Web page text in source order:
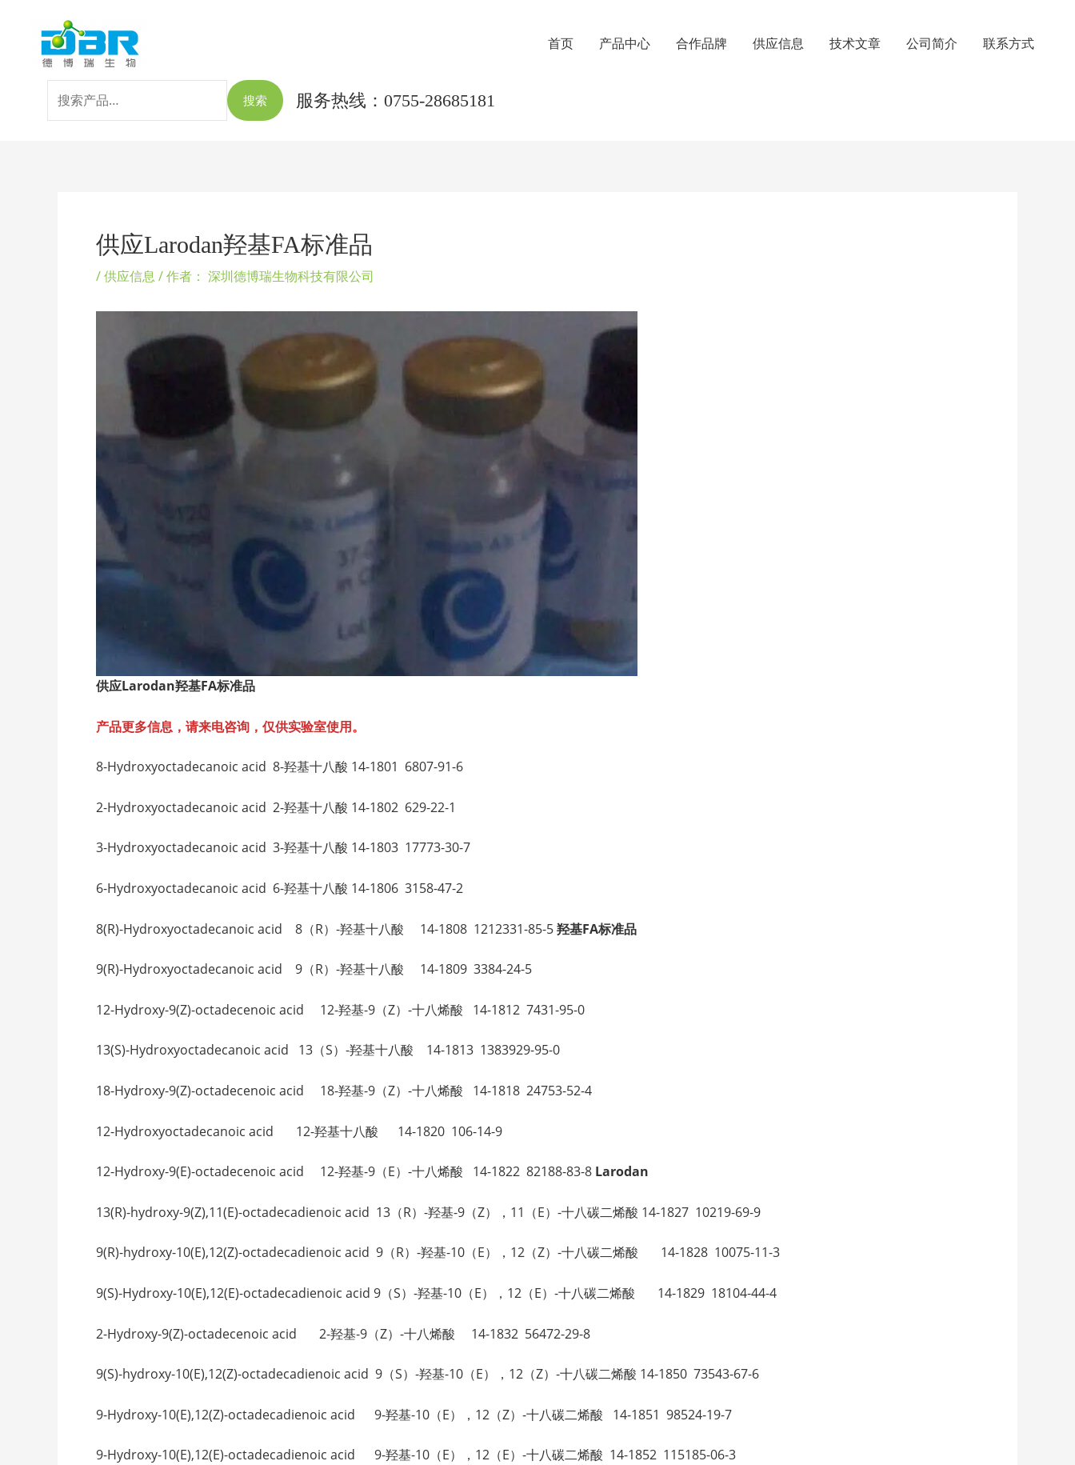
首页 产品中心 合作品牌 供应信息 技术文章 公司简介 联系方式
索：
搜索 服务热线：0755-28685181
供应Larodan羟基FA标准品
/供应信息 / 作者： 深圳德博瑞生物科技有限公司
供应Larodan羟基FA标准品
产品更多信息，请来电咨询，仅供实验室使用。
8-Hydroxyoctadecanoic acid 8-羟基十八酸 14-1801 6807-91-6
2-Hydroxyoctadecanoic acid 2-羟基十八酸 14-1802 629-22-1
3-Hydroxyoctadecanoic acid 3-羟基十八酸 14-1803 17773-30-7
6-Hydroxyoctadecanoic acid 6-羟基十八酸 14-1806 3158-47-2
8(R)-Hydroxyoctadecanoic acid 8（R）-羟基十八酸 14-1808 1212331-85-5羟基FA标准品
9(R)-Hydroxyoctadecanoic acid 9（R）-羟基十八酸 14-1809 3384-24-5
12-Hydroxy-9(Z)-octadecenoic acid 12-羟基-9（Z）-十八烯酸 14-1812 7431-95-0
13(S)-Hydroxyoctadecanoic acid 13（S）-羟基十八酸 14-1813 1383929-95-0
18-Hydroxy-9(Z)-octadecenoic acid 18-羟基-9（Z）-十八烯酸 14-1818 24753-52-4
12-Hydroxyoctadecanoic acid 12-羟基十八酸 14-1820 106-14-9
12-Hydroxy-9(E)-octadecenoic acid 12-羟基-9（E）-十八烯酸 14-1822 82188-83-8 Larodan
13(R)-hydroxy-9(Z),11(E)-octadecadienoic acid 13（R）-羟基-9（Z），11（E）-十八碳二烯酸 14-1827 10219-69-9
9(R)-hydroxy-10(E),12(Z)-octadecadienoic acid 9（R）-羟基-10（E），12（Z）-十八碳二烯酸 14-1828 10075-11-3
9(S)-Hydroxy-10(E),12(E)-octadecadienoic acid 9（S）-羟基-10（E），12（E）-十八碳二烯酸 14-1829 18104-44-4
2-Hydroxy-9(Z)-octadecenoic acid 2-羟基-9（Z）-十八烯酸 14-1832 56472-29-8
9(S)-hydroxy-10(E),12(Z)-octadecadienoic acid 9（S）-羟基-10（E），12（Z）-十八碳二烯酸 14-1850 73543-67-6
9-Hydroxy-10(E),12(Z)-octadecadienoic acid 9-羟基-10（E），12（Z）-十八碳二烯酸 14-1851 98524-19-7
9-Hydroxy-10(E),12(E)-octadecadienoic acid 9-羟基-10（E），12（E）-十八碳二烯酸 14-1852 115185-06-3